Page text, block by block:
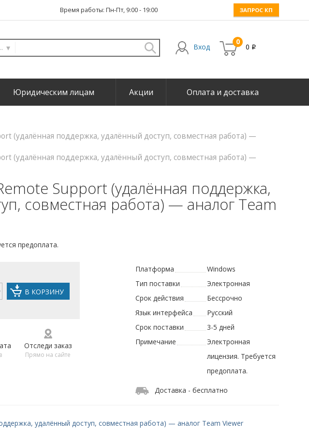
Время работы: Пн-Пт, 9:00 - 19:00 ЗАПРОС КП
Вход
0
0 i
Юридическим лицам Акции Оплата и доставка
(удалённая поддержка, удалённый доступ, совместная работа) —
(удалённая поддержка, удалённый доступ, совместная работа) —
Support (удалённая поддержка,
совместная работа) — аналог Team
предоплата.
В КОРЗИНУ
Отследи заказ
Прямо на сайте
Платформа
Windows
Тип поставки
Электронная
Срок действия
Бессрочно
Язык интерфейса
Русский
Срок поставки
3-5 дней
Примечание
Электронная
лицензия. Требуется
предоплата.
Доставка - бесплатно
удалённый доступ, совместная работа) — аналог Team Viewer